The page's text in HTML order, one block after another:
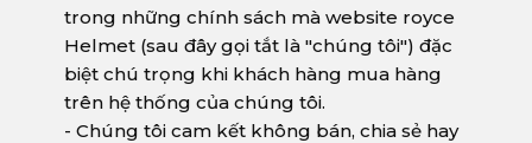
trong những chính sách mà website royce
Helmet (sau đây gọi tắt là "chúng tôi") đặc
biệt chú trọng khi khách hàng mua hàng
trên hệ thống của chúng tôi.
- Chúng tôi cam kết không bán, chia sẻ hay